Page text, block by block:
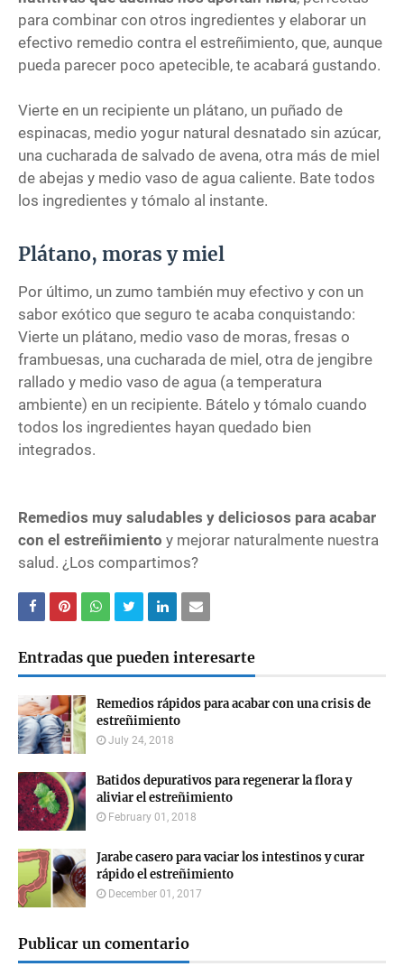
para combinar con otros ingredientes y elaborar un
efectivo remedio contra el estreñimiento, que, aunque
pueda parecer poco apetecible, te acabará gustando.
Vierte en un recipiente un plátano, un puñado de
espinacas, medio yogur natural desnatado sin azúcar,
una cucharada de salvado de avena, otra más de miel
de abejas y medio vaso de agua caliente. Bate todos
los ingredientes y tómalo al instante.
Plátano, moras y miel
Por último, un zumo también muy efectivo y con un
sabor exótico que seguro te acaba conquistando:
Vierte un plátano, medio vaso de moras, fresas o
frambuesas, una cucharada de miel, otra de jengibre
rallado y medio vaso de agua (a temperatura
ambiente) en un recipiente. Bátelo y tómalo cuando
todos los ingredientes hayan quedado bien
integrados.
Remedios muy saludables y deliciosos para acabar
con el estreñimiento y mejorar naturalmente nuestra
salud. ¿Los compartimos?
Entradas que pueden interesarte
Remedios rápidos para acabar con una crisis de
estreñimiento
July 24, 2018
Batidos depurativos para regenerar la flora y
aliviar el estreñimiento
February 01, 2018
Jarabe casero para vaciar los intestinos y curar
rápido el estreñimiento
December 01, 2017
Publicar un comentario